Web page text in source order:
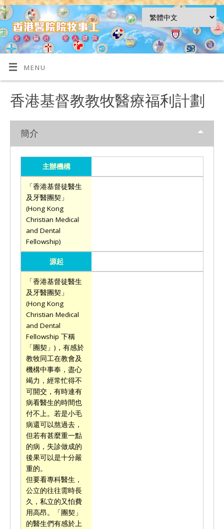
MENU
香港基督教教牧醫療福利計劃
簡介
主辦機構
「香港基督徒醫生
及牙醫團契」
(Hong Kong
Christian Medical
and Dental
Fellowship)
源起
「香港基督徒醫生
及牙醫團契」
(Hong Kong
Christian Medical
and Dental
Fellowship 下稱
「團契」)，有感於
教牧同工在教會及
機構中事奉，盡心
竭力，經常忙得不
可開交，有時連有
病看醫生的時間也
付不上。若是小毛
病還可以熬過去，
但若有甚麼重一點
的病，失診做成的
後果可以是十分嚴
重的。
但要看專科醫生，
公立的往往需時長
久，私立的又怕費
用高昂。「團契」
的醫生們有感於上